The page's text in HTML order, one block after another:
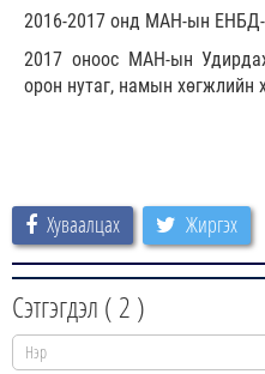
2016-2017 онд МАН-ын
2017 оноос МАН-ын
орон нутаг, намын хөгжлийн
Хуваалцах Жиргэх
Сэтгэгдэл ( 2 )